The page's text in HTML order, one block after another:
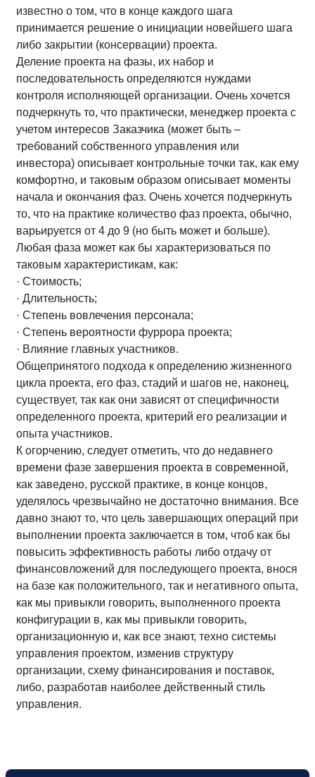
известно о том, что в конце каждого шага
принимается решение о инициации новейшего шага
либо закрытии (консервации) проекта.
Деление проекта на фазы, их набор и
последовательность определяются нуждами
контроля исполняющей организации. Очень хочется
подчеркнуть то, что практически, менеджер проекта с
учетом интересов Заказчика (может быть –
требований собственного управления или
инвестора) описывает контрольные точки так, как ему
комфортно, и таковым образом описывает моменты
начала и окончания фаз. Очень хочется подчеркнуть
то, что на практике количество фаз проекта, обычно,
варьируется от 4 до 9 (но быть может и больше).
Любая фаза может как бы характеризоваться по
таковым характеристикам, как:
· Стоимость;
· Длительность;
· Степень вовлечения персонала;
· Степень вероятности фуррора проекта;
· Влияние главных участников.
Общепринятого подхода к определению жизненного
цикла проекта, его фаз, стадий и шагов не, наконец,
существует, так как они зависят от специфичности
определенного проекта, критерий его реализации и
опыта участников.
К огорчению, следует отметить, что до недавнего
времени фазе завершения проекта в современной,
как заведено, русской практике, в конце концов,
уделялось чрезвычайно не достаточно внимания. Все
давно знают то, что цель завершающих операций при
выполнении проекта заключается в том, чтоб как бы
повысить эффективность работы либо отдачу от
финансовложений для последующего проекта, внося
на базе как положительного, так и негативного опыта,
как мы привыкли говорить, выполненного проекта
конфигурации в, как мы привыкли говорить,
организационную и, как все знают, техно системы
управления проектом, изменив структуру
организации, схему финансирования и поставок,
либо, разработав наиболее действенный стиль
управления.